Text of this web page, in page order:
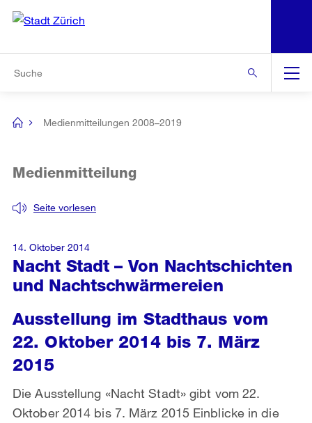
Navigation
[no
Medienmitteilungen 2008–2019
Nacht Stadt – Von Nachtschichten
und Nachtschwärmereien
Seite vorlesen
Medienmitteilung
Ausstellung im Stadthaus vom
22. Oktober 2014 bis 7. März
2015
Die Ausstellung «Nacht Stadt» gibt vom 22.
Oktober 2014 bis 7. März 2015 Einblicke in die
14. Oktober 2014